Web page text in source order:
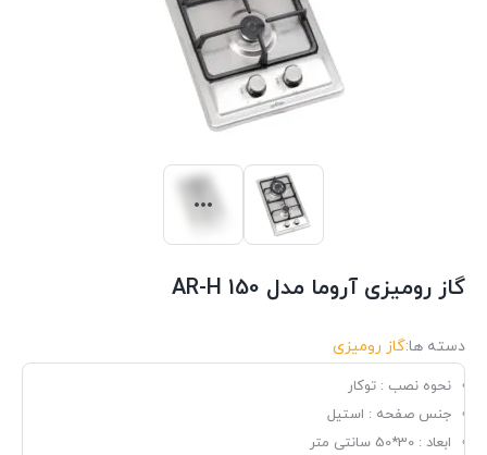
گاز رومیزی آروما مدل AR-H 150
دسته ها:گاز رومیزی
نحوه نصب : توکار
جنس صفحه : استیل
ابعاد : 30*50 سانتی متر